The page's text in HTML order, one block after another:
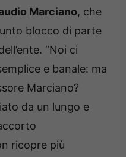
Marciano, che
blocco di parte
“Noi ci
e banale: ma
Marciano?
da un lungo e
ricopre più